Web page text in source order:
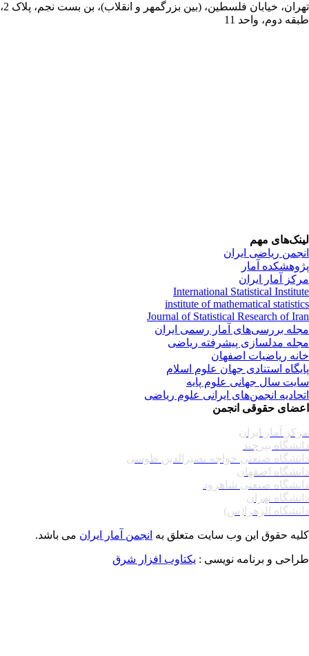
تهران، خیابان فلسطین، (بین بزرگمهر و انقلاب)، بن بست نجم، پلاک 2،
دوم، واحد 11
مهم
ریاضی ایران
آمار
آمار ایران
International Statistical
institute of mathematical
Journal of Statistical Research of
بررسی‌های آمار رسمی ایران
مدلسازی پیشرفته ریاضی
ریاضیات اصفهان
استنادی جهان علوم اسلام
سال جهانی علوم پایه
انجمن‌های ایرانی علوم ریاضی
حقوقی انجمن
آمار ایران
بیرجند
صنعتی خواجه نصیرالدین طوسی
اصفهان
صنعتی شاهرود
تهران
الزهرا(س)
حقوق این وب سایت متعلق بهانجمن آمار ایرانمی باشد.
و برنامه نویسی : یکتاوب افزار شرق